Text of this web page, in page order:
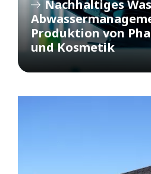
Nachhaltiges
Produktion von
und Kosmetik